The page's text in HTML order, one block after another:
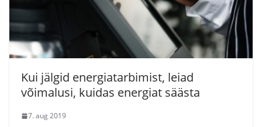
Kui jälgid energiatarbimist, leiad
võimalusi, kuidas energiat säästa
7. aug 2019